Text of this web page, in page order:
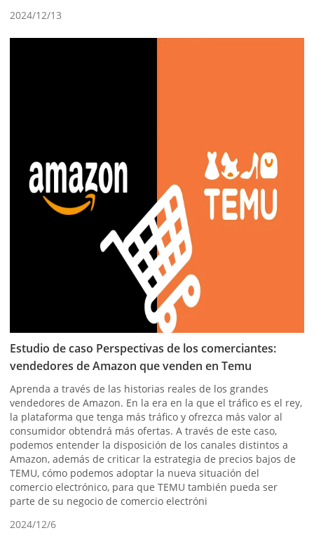
2024/12/13
Estudio de caso Perspectivas de los comerciantes:
vendedores de Amazon que venden en Temu
Aprenda a través de las historias reales de los grandes
vendedores de Amazon. En la era en la que el tráfico es el rey,
la plataforma que tenga más tráfico y ofrezca más valor al
consumidor obtendrá más ofertas. A través de este caso,
podemos entender la disposición de los canales distintos a
Amazon, además de criticar la estrategia de precios bajos de
TEMU, cómo podemos adoptar la nueva situación del
comercio electrónico, para que TEMU también pueda ser
parte de su negocio de comercio electróni
2024/12/6